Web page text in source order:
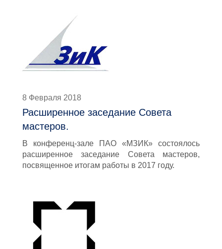
8 Февраля 2018
Расширенное заседание Совета
мастеров.
В конференц-зале ПАО «МЗИК» состоялось
расширенное заседание Совета мастеров,
посвященное итогам работы в 2017 году.